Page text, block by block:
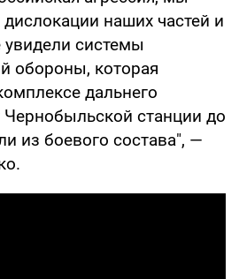
дислокации наших частей и
системы
обороны, которая
дальнего
Чернобыльской станции до
из боевого состава", —